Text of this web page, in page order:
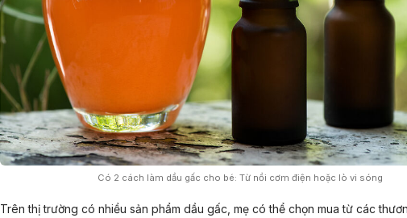
Có 2 cách làm dầu gấc cho bé: Từ nồi cơm điện hoặc lò vi sóng
Trên thị trường có nhiều sản phẩm dầu gấc, mẹ có thể chọn mua từ các